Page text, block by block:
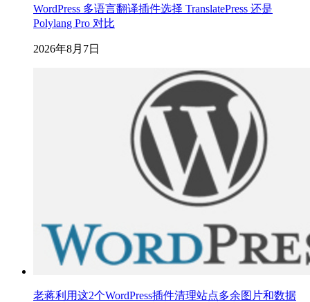
WordPress 多语言翻译插件选择 TranslatePress 还是
Polylang Pro 对比
2026年8月7日
老蒋利用这2个WordPress插件清理站点多余图片和数据